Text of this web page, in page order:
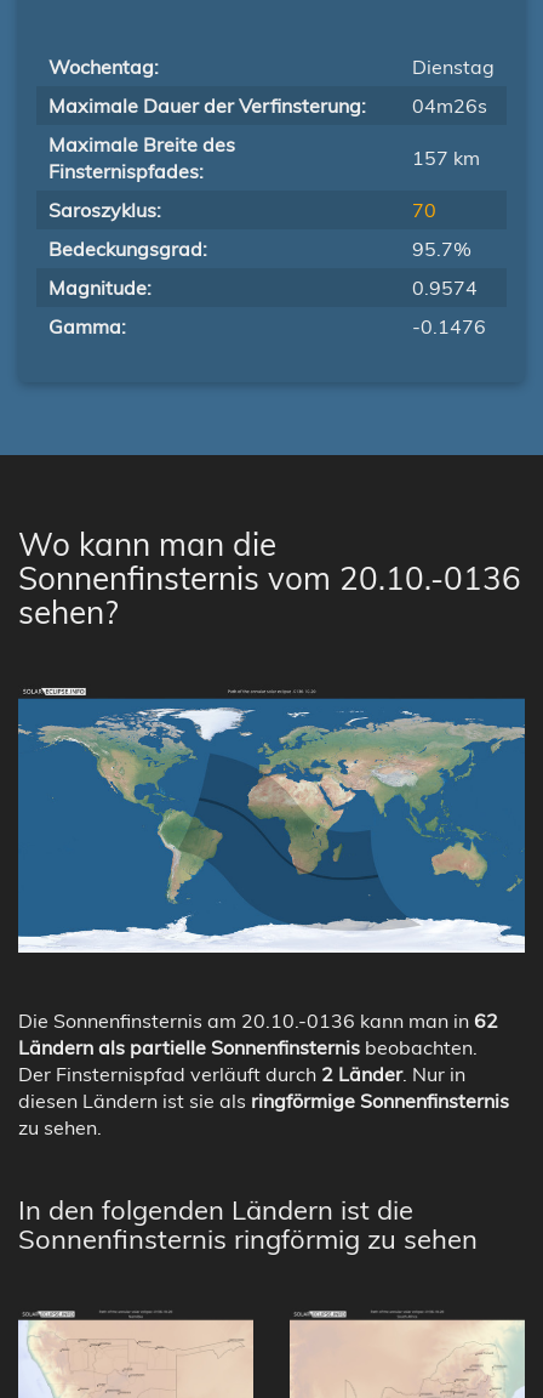
Wochentag:
Dienstag
Maximale Dauer der Verfinsterung:
04m26s
Maximale Breite des
Finsternispfades:
157 km
Saroszyklus:
70
Bedeckungsgrad:
95.7%
Magnitude:
0.9574
Gamma:
-0.1476
Wo kann man die
Sonnenfinsternis vom 20.10.-0136
sehen?
Die Sonnenfinsternis am 20.10.-0136 kann man in 62
Ländern als partielle Sonnenfinsternis beobachten.
Der Finsternispfad verläuft durch 2 Länder. Nur in
diesen Ländern ist sie als ringförmige Sonnenfinsternis
zu sehen.
In den folgenden Ländern ist die
Sonnenfinsternis ringförmig zu sehen